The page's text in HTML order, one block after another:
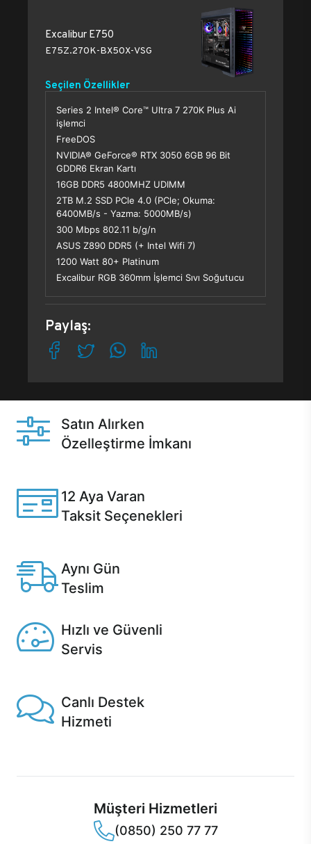
Excalibur E750
E75Z.270K-BX50X-VSG
Seçilen Özellikler
Series 2 Intel® Core™ Ultra 7 270K Plus Ai
işlemci
FreeDOS
NVIDIA® GeForce® RTX 3050 6GB 96 Bit
GDDR6 Ekran Kartı
16GB DDR5 4800MHZ UDIMM
2TB M.2 SSD PCle 4.0 (PCle; Okuma:
6400MB/s - Yazma: 5000MB/s)
300 Mbps 802.11 b/g/n
ASUS Z890 DDR5 (+ Intel Wifi 7)
1200 Watt 80+ Platinum
Excalibur RGB 360mm İşlemci Sıvı Soğutucu
Paylaş:
Satın Alırken
Özelleştirme İmkanı
12 Aya Varan
Taksit Seçenekleri
Aynı Gün
Teslim
Hızlı ve Güvenli
Servis
Canlı Destek
Hizmeti
Müşteri Hizmetleri
(0850) 250 77 77